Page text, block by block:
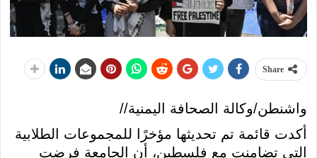
Share
واشنطن/وكالة الصحافة اليمنية//
أكدت قائمة تم تحديثها مؤخرًا للمجموعات الطلابية
التي تضامنت مع فلسطين، أن الجامعة فرضت